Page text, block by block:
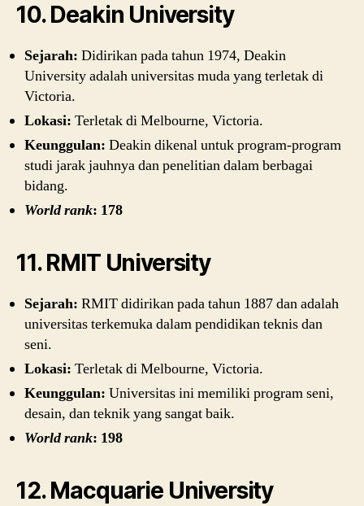
10. Deakin University
Sejarah: Didirikan pada tahun 1974, Deakin
University adalah universitas muda yang terletak di
Victoria.
Lokasi: Terletak di Melbourne, Victoria.
Keunggulan: Deakin dikenal untuk program-program
studi jarak jauhnya dan penelitian dalam berbagai
bidang.
World rank: 178
11. RMIT University
Sejarah: RMIT didirikan pada tahun 1887 dan adalah
universitas terkemuka dalam pendidikan teknis dan
seni.
Lokasi: Terletak di Melbourne, Victoria.
Keunggulan: Universitas ini memiliki program seni,
desain, dan teknik yang sangat baik.
World rank: 198
12. Macquarie University